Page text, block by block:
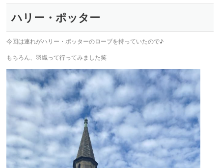
ハリー・ポッター
今回は連れがハリー・ポッターのローブを持っていたので♪
もちろん、羽織って行ってみました笑